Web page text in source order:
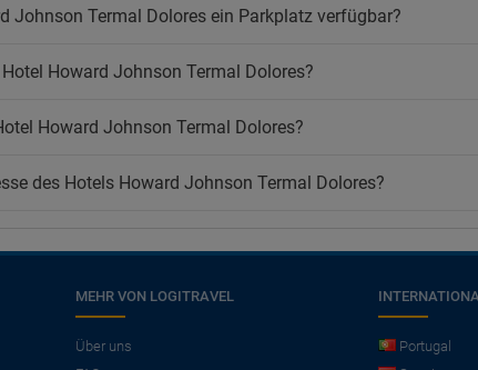
Johnson Termal Dolores ein Parkplatz verfügbar?
Howard Johnson Termal Dolores?
Howard Johnson Termal Dolores?
des Hotels Howard Johnson Termal Dolores?
MEHR VON LOGITRAVEL
Über uns
Portugal